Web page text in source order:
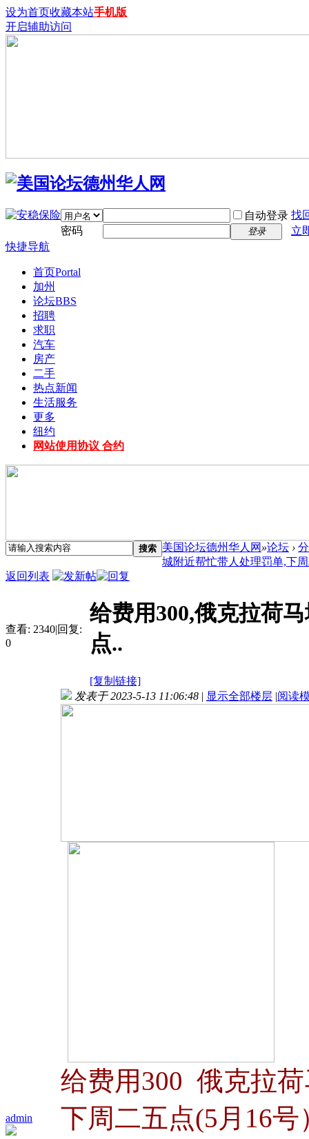
设为首页收藏本站手机版
开启辅助访问
自动登录 找
密码
登录
立
快捷导航
首页Portal
加州
论坛BBS
招聘
求职
汽车
房产
二手
热点新闻
生活服务
更多
纽约
网站使用协议 合约
搜索 美国论坛德州华人网 »论坛 ›
城附近帮忙带人处理罚单,下
返回列表
查看: 2340|回复:
0
给费用300,俄克拉荷
点..
[复制链接]
admin
发表于 2023-5-13 11:06:48 | 显示全部楼层 |阅读
给费用300 俄克拉
下周二五点(5月16